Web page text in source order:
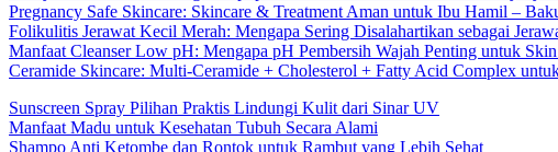
Pregnancy Safe Skincare: Skincare & Treatment Aman untuk Ibu Hamil –
Folikulitis Jerawat Kecil Merah: Mengapa Sering Disalahartikan sebagai
Manfaat Cleanser Low pH: Mengapa pH Pembersih Wajah Penting untuk
Ceramide Skincare: Multi-Ceramide + Cholesterol + Fatty Acid Complex
Sunscreen Spray Pilihan Praktis Lindungi Kulit dari Sinar UV
Manfaat Madu untuk Kesehatan Tubuh Secara Alami
Shampo Anti Ketombe dan Rontok untuk Rambut yang Lebih Sehat